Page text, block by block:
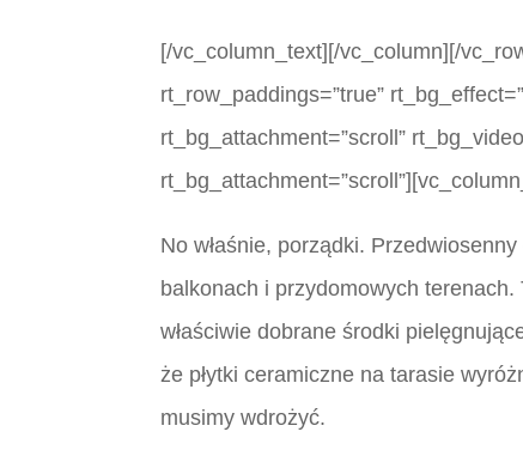
[/vc_column_text][/vc_column][/
rt_row_paddings=”true”
rt_bg_attachment=”scroll”
No właśnie, porządki.
balkonach i przydomowych
właściwie dobrane środki
że płytki ceramiczne na tarasie
musimy wdrożyć.